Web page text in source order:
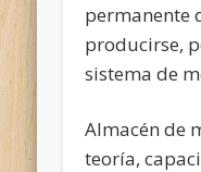
permanente
producirse,
sistema de
Almacén de
teoría,